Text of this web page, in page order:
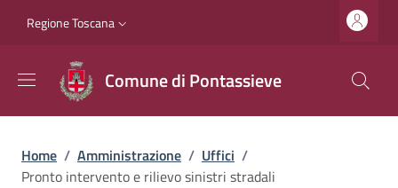
Slim top
Regione Toscana
Comune di Pontassieve
Briciole di pane
Home / Amministrazione / Uffici /
Pronto intervento e rilievo sinistri stradali